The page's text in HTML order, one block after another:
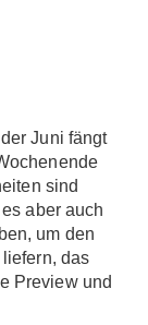
Juni fängt
sind
aber auch
um den
das
Preview und